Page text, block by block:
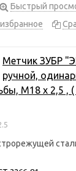
Быстрый
Метчик ЗУБР
ручной,
М18 x 2,5 ,